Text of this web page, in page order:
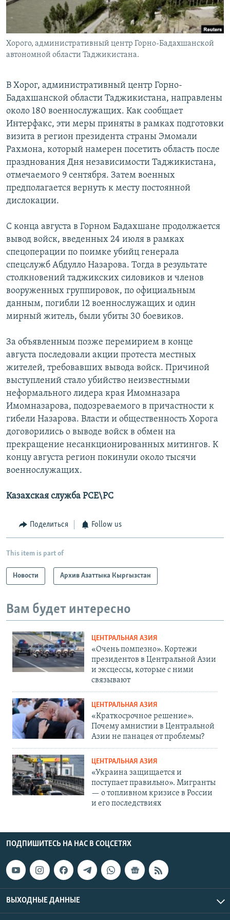
Хорого, административный центр Горно-Бадахшанской
автономной области Таджикистана.
В Хорог, административный центр Горно-
Бадахшанской области Таджикистана, направлены
около 180 военнослужащих. Как сообщает
Интерфакс, эти меры приняты в рамках подготовки
визита в регион президента страны Эмомали
Рахмона, который намерен посетить область после
празднования Дня независимости Таджикистана,
отмечаемого 9 сентября. Затем военных
предполагается вернуть к месту постоянной
дислокации.
С конца августа в Горном Бадахшане продолжается
вывод войск, введенных 24 июля в рамках
спецоперации по поимке убийц генерала
спецслужб Абдулло Назарова. Тогда в результате
столкновений таджикских силовиков и членов
вооруженных группировок, по официальным
данным, погибли 12 военнослужащих и один
мирный житель, были убиты 30 боевиков.
За объявленным позже перемирием в конце
августа последовали акции протеста местных
жителей, требовавших вывода войск. Причиной
выступлений стало убийство неизвестными
неформального лидера края Имомназара
Имомназарова, подозреваемого в причастности к
гибели Назарова. Власти и общественность Хорога
договорились о выводе войск в обмен на
прекращение несанкционированных митингов. К
концу августа регион покинули около тысячи
военнослужащих.
Казахская служба РСЕ\РС
Поделиться Follow us
This item is part of
Новости Архив Азаттыка Кыргызстан
Вам будет интересно
ЦЕНТРАЛЬНАЯ АЗИЯ
«Очень помпезно». Кортежи
президентов в Центральной Азии
и эксцессы, которые с ними
связывают
ЦЕНТРАЛЬНАЯ АЗИЯ
«Краткосрочное решение».
Почему амнистии в Центральной
Азии не панацея от проблемы?
ЦЕНТРАЛЬНАЯ АЗИЯ
«Украина защищается и
поступает правильно». Мигранты
— о топливном кризисе в России
и его последствиях
ПОДПИШИТЕСЬ НА НАС В СОЦСЕТЯХ
ВЫХОДНЫЕ ДАННЫЕ